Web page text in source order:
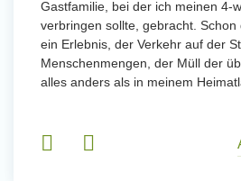
Gastfamilie, bei der ich meinen 4-
verbringen sollte, gebracht.
ein Erlebnis, der Verkehr auf der
Menschenmengen, der Müll der
alles anders als in meinem